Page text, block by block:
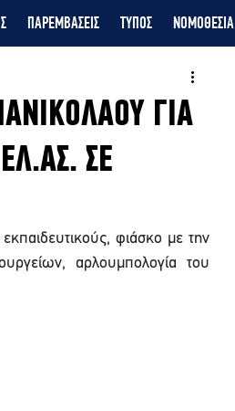
ΠΑΡΕΜΒΑΣΕΙΣ ΤΥΠΟΣ ΝΟΜΟΘΕΣΙΑ
ΓΙΑ
ΣΕ
φιάσκο με την
αρλουμπολογία του